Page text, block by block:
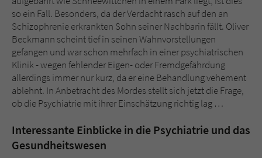
so ein Fall. Besonders, da der Verdacht rasch auf den an
Schizophrenie erkrankten Sohn seiner Nachbarin fällt. Oliver
Beckmann scheint tief in seinen Wahnvorstellungen
gefangen und war schon mehrfach in einer psychiatrischen
Klinik - wegen fehlender Eigen- oder Fremdgefährdung
allerdings immer nur kurz, da er eine Behandlung vehement
ablehnt. In Anbetracht des Mordes stellt sich jetzt die Frage,
ob die Psychiatrie mit ihrer Einschätzung richtig lag …
Interessante Einblicke in die Psychiatrie und das
Gesundheitswesen
Sicherheitscode des Kontaktformulars zu
überprüfen.